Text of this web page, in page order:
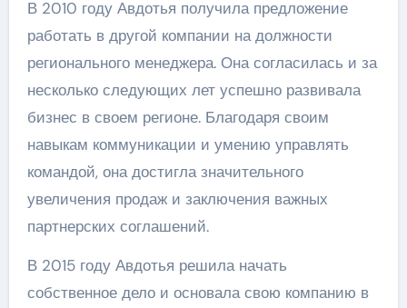
В 2010 году Авдотья получила предложение
работать в другой компании на должности
регионального менеджера. Она согласилась и за
несколько следующих лет успешно развивала
бизнес в своем регионе. Благодаря своим
навыкам коммуникации и умению управлять
командой, она достигла значительного
увеличения продаж и заключения важных
партнерских соглашений.
В 2015 году Авдотья решила начать
собственное дело и основала свою компанию в